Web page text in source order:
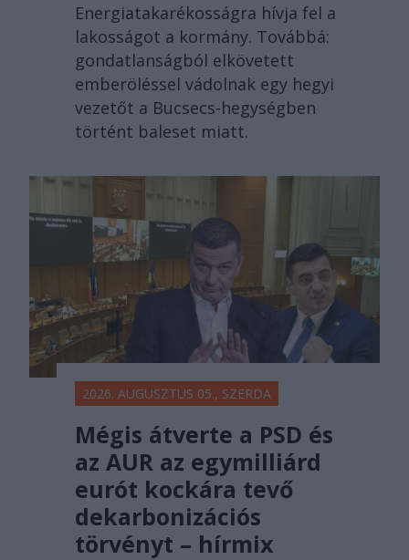
Energiatakarékosságra hívja fel a
lakosságot a kormány. Továbbá:
gondatlanságból elkövetett
emberöléssel vádolnak egy hegyi
vezetőt a Bucsecs-hegységben
történt baleset miatt.
2026. AUGUSZTUS 05., SZERDA
Mégis átverte a PSD és
az AUR az egymilliárd
eurót kockára tevő
dekarbonizációs
törvényt – hírmix